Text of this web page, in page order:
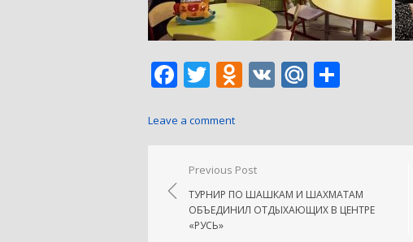
Facebook
Twitter
Odnoklassniki
VK Mail.Ru
Leave a comment
Навигация
по
записям
Previous Post
ТУРНИР ПО ШАШКАМ И ШАХМАТАМ
ОБЪЕДИНИЛ ОТДЫХАЮЩИХ В ЦЕНТРЕ
«РУСЬ»